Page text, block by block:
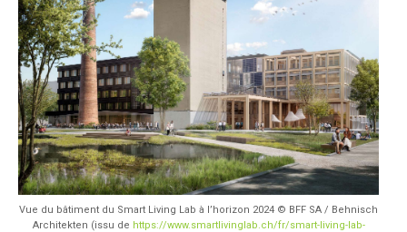
Vue du bâtiment du Smart Living Lab à l’horizon 2024 © BFF SA / Behnisch
Architekten (issu de https://www.smartlivinglab.ch/fr/smart-living-lab-